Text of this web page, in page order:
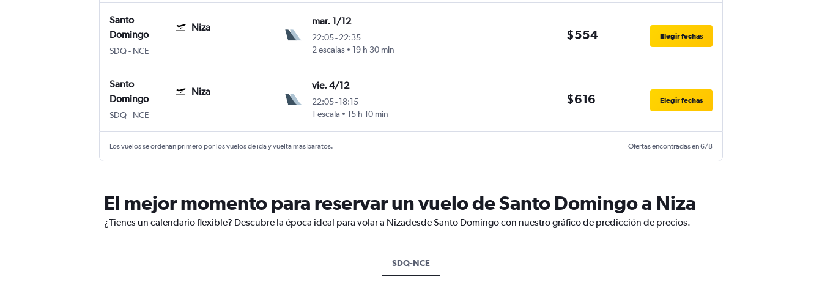
Santo
Domingo
Niza
SDQSanto Domingo Internacional Las Américas
- NCE
mar. 1/12
22:05-22:35
2 escalas
19 h 30 min
$554 Elegir fechas
Santo
Domingo
Niza
SDQSanto Domingo Internacional Las Américas
- NCE
vie. 4/12
22:05-18:15
1 escala
15 h 10 min
$616 Elegir fechas
Los vuelos se ordenan primero por los vuelos de ida y vuelta más baratos. Ofertas encontradas en 6/8
El mejor momento para reservar un vuelo de Santo Domingo a Niza
¿Tienes un calendario flexible? Descubre la época ideal para volar a Nizadesde Santo Domingo con nuestro gráfico de predicción de precios.
SDQ-NCE